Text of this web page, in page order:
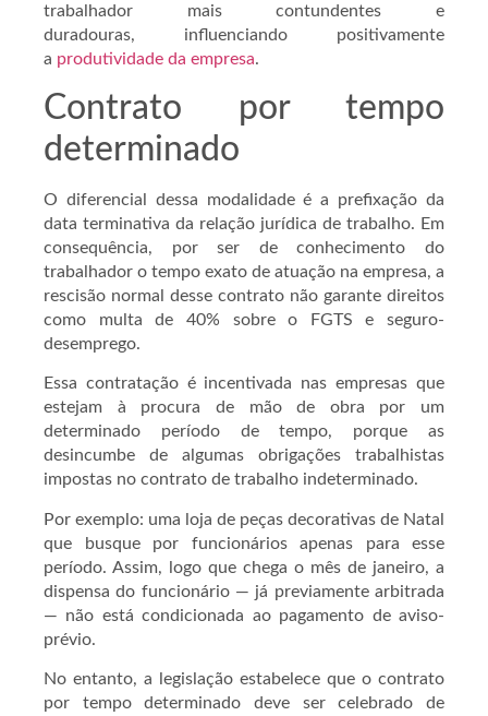
trabalhador mais contundentes e
duradouras, influenciando positivamente
a produtividade da empresa.
Contrato por tempo
determinado
O diferencial dessa modalidade é a prefixação da
data terminativa da relação jurídica de trabalho. Em
consequência, por ser de conhecimento do
trabalhador o tempo exato de atuação na empresa, a
rescisão normal desse contrato não garante direitos
como multa de 40% sobre o FGTS e seguro-
desemprego.
Essa contratação é incentivada nas empresas que
estejam à procura de mão de obra por um
determinado período de tempo, porque as
desincumbe de algumas obrigações trabalhistas
impostas no contrato de trabalho indeterminado.
Por exemplo: uma loja de peças decorativas de Natal
que busque por funcionários apenas para esse
período. Assim, logo que chega o mês de janeiro, a
dispensa do funcionário — já previamente arbitrada
— não está condicionada ao pagamento de aviso-
prévio.
No entanto, a legislação estabelece que o contrato
por tempo determinado deve ser celebrado de